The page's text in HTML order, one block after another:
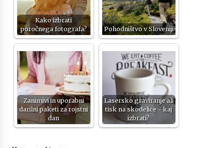
Kako izbrati
poročnega fotografa?
Pohodništvo v Sloveniji
Zanimivi in uporabni
darilni paketi za rojstni
dan
Lasersko graviranje ali
tisk na skodelice - kaj
izbrati?